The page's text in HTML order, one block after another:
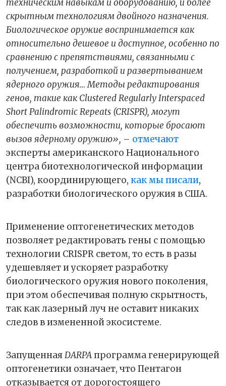
техническим навыкам и оборудованию, и более
скрытным технологиям двойного назначения.
Биологическое оружие воспринимается как
относительно дешевое и доступное, особенно по
сравнению с препятствиями, связанными с
получением, разработкой и развертыванием
ядерного оружия… Методы редактирования
генов, такие как Clustered Regularly Interspaced
Short Palindromic Repeats (CRISPR), могут
обеспечить возможности, которые бросают
вызов ядерному оружию», – отмечают
эксперты американского Национального
центра биотехнологической информации
(NCBI), координирующего, как мы писали,
разработки биологического оружия в США.
Применение оптогенетических методов
позволяет редактировать гены с помощью
технологии CRISPR светом, то есть в разы
удешевляет и ускоряет разработку
биологического оружия нового поколения,
при этом обеспечивая полную скрытность,
так как лазерный луч не оставит никаких
следов в измененной экосистеме.
ЗапущеннаяDARPAпрограмма генерирующей
оптогенетики означает, что Пентагон
отказывается от дорогостоящего